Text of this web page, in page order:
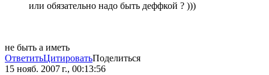
или обязательно надо быть деффкой ? )))
не быть а иметь
ОтветитьЦитироватьПоделиться
15 нояб. 2007 г., 00:13:56